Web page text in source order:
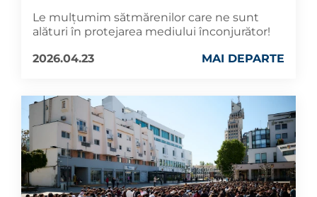
Le mulțumim sătmărenilor care ne sunt
alături în protejarea mediului înconjurător!
2026.04.23
MAI DEPARTE